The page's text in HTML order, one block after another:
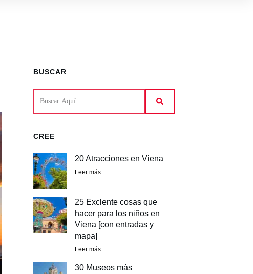
BUSCAR
CREE
20 Atracciones en Viena
Leer más
25 Exclente cosas que
hacer para los niños en
Viena [con entradas y
mapa]
Leer más
30 Museos más